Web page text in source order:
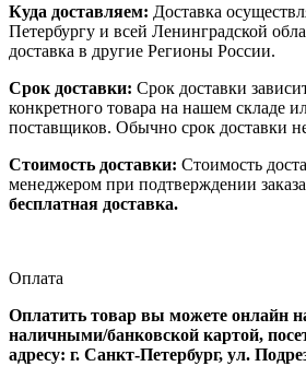
Куда доставляем: Доставка
Петербургу и всей Ленинградской
доставка в другие Регионы России.
Срок доставки: Срок доставки
конкретного товара на нашем складе
поставщиков. Обычно срок доставки
Стоимость доставки: Стоимость
менеджером при подтверждении
бесплатная доставка.
Оплата
Оплатить товар вы можете онлайн
наличными/банковской картой,
адресу: г. Санкт-Петербург, ул.